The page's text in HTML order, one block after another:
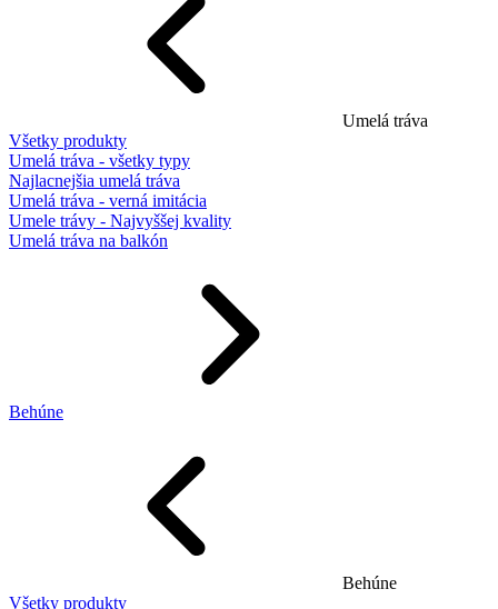
Umelá tráva
Všetky produkty
Umelá tráva - všetky typy
Najlacnejšia umelá tráva
Umelá tráva - verná imitácia
Umele trávy - Najvyššej kvality
Umelá tráva na balkón
Behúne
Behúne
Všetky produkty